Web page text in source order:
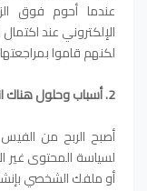
عندما أحوم فوق
الإلكتروني عند
لكنهم قاموا
2. أسباب وحلول هناك انتهاكات محتوى غير أصلي
أصبح الربح من
لسياسة المحتوى غير
أو ملفك الشخصي